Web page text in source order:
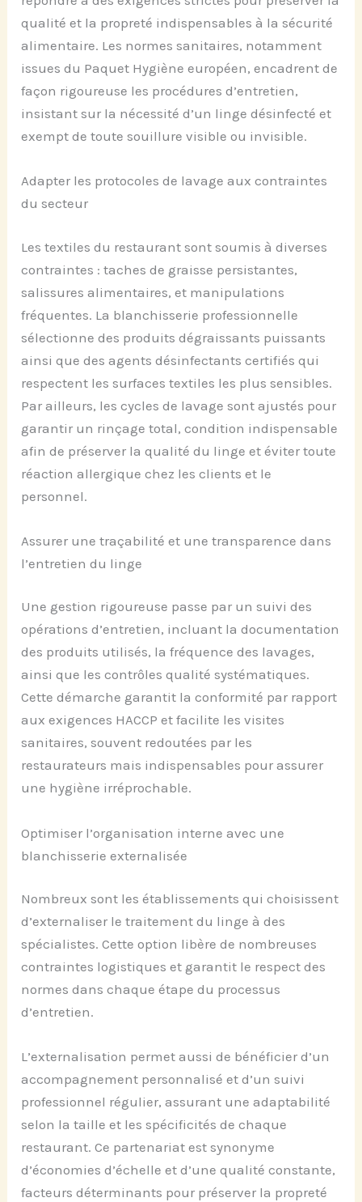
qualité et la propreté indispensables à la sécurité
alimentaire. Les normes sanitaires, notamment
issues du Paquet Hygiène européen, encadrent de
façon rigoureuse les procédures d’entretien,
insistant sur la nécessité d’un linge désinfecté et
exempt de toute souillure visible ou invisible.
Adapter les protocoles de lavage aux contraintes
du secteur
Les textiles du restaurant sont soumis à diverses
contraintes : taches de graisse persistantes,
salissures alimentaires, et manipulations
fréquentes. La blanchisserie professionnelle
sélectionne des produits dégraissants puissants
ainsi que des agents désinfectants certifiés qui
respectent les surfaces textiles les plus sensibles.
Par ailleurs, les cycles de lavage sont ajustés pour
garantir un rinçage total, condition indispensable
afin de préserver la qualité du linge et éviter toute
réaction allergique chez les clients et le
personnel.
Assurer une traçabilité et une transparence dans
l’entretien du linge
Une gestion rigoureuse passe par un suivi des
opérations d’entretien, incluant la documentation
des produits utilisés, la fréquence des lavages,
ainsi que les contrôles qualité systématiques.
Cette démarche garantit la conformité par rapport
aux exigences HACCP et facilite les visites
sanitaires, souvent redoutées par les
restaurateurs mais indispensables pour assurer
une hygiène irréprochable.
Optimiser l’organisation interne avec une
blanchisserie externalisée
Nombreux sont les établissements qui choisissent
d’externaliser le traitement du linge à des
spécialistes. Cette option libère de nombreuses
contraintes logistiques et garantit le respect des
normes dans chaque étape du processus
d’entretien.
L’externalisation permet aussi de bénéficier d’un
accompagnement personnalisé et d’un suivi
professionnel régulier, assurant une adaptabilité
selon la taille et les spécificités de chaque
restaurant. Ce partenariat est synonyme
d’économies d’échelle et d’une qualité constante,
facteurs déterminants pour préserver la propreté